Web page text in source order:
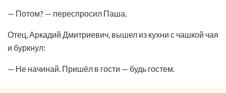
— Потом? — переспросил Паша.
Отец, Аркадий Дмитриевич, вышел из кухни с чашкой чая
и буркнул:
— Не начинай. Пришёл в гости — будь гостем.